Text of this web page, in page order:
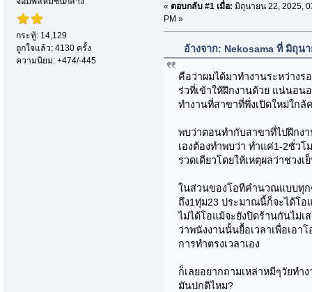
กระทู้: 14,129
ถูกใจแล้ว: 4130 ครั้ง
ความนิยม: +474/-445
« ตอบกลับ #1 เมื่อ: มิถุนายน 22, 2025,
PM »
อ้างจาก: Nekosama ที่ มิถุน
คือว่าผมได้มาทำงานระหว่าง
ร่วที่เข้าให้ฝึกงานด้วย แน่นอน
ทำงานที่สาขาที่พึ่งเปิดใหม่ใกล้
พบว่าตอนทำกับสาขาที่ไปฝึกง
เองต้องทำพบว่า ทำแค่1-2ชั่ว
รวดเดียวโดยให้เหตุผลว่าช่วง
ในส่วนของโอทีคำนวณแบบทุก
ถึง1ทุ่ม23 ประมาณนี้ก็จะได้โอ
ไม่ได้โอแม้จะยังปิดร้านกันไม่เ
ว่าพนังงานนั้นยื้อเวลาเพื่อเอา
การทำตรงเวลาเอง
ก็เลยอยากถามเหล่าหมีๆวัยทำ
มันปกติไหม?